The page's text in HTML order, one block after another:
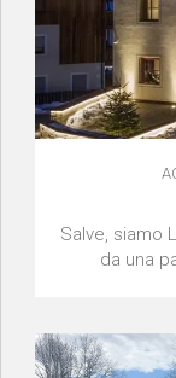
Salve, siamo
da una